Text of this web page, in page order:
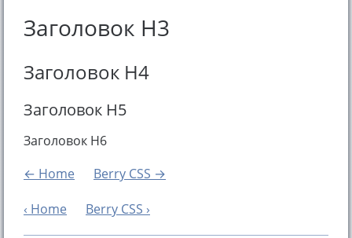
Заголовок H3
Заголовок H4
Заголовок H5
Заголовок H6
Home
Berry CSS
Home Berry CSS